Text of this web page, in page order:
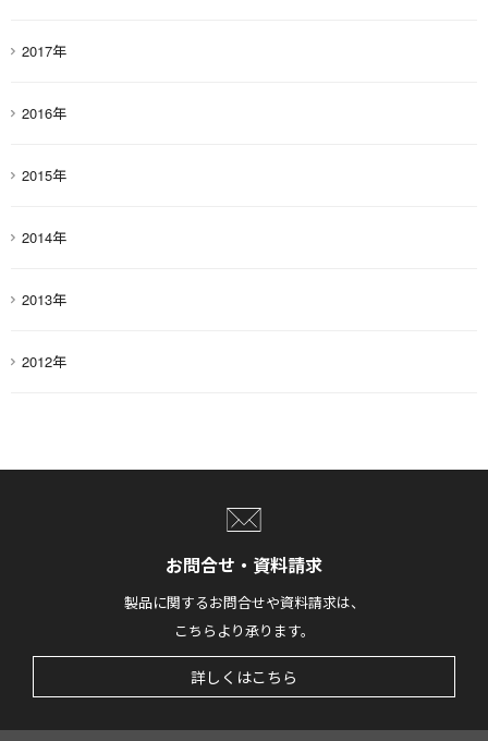
2017年
2016年
2015年
2014年
2013年
2012年
お問合せ・資料請求
製品に関するお問合せや資料請求は、
こちらより承ります。
詳しくはこちら